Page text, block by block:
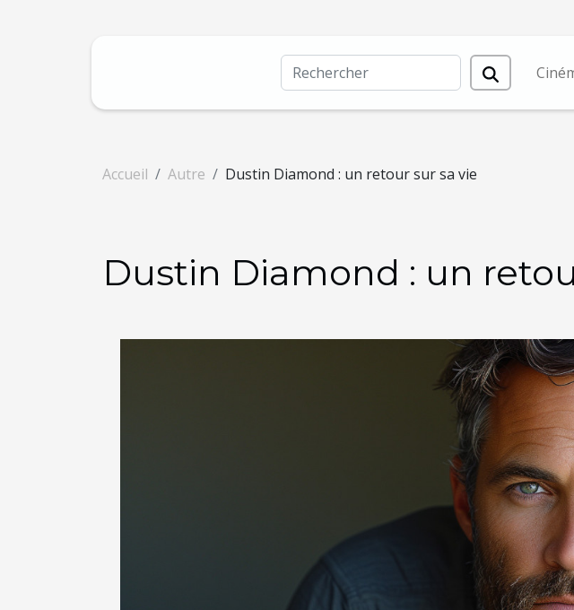
Accueil Autre Dustin Diamond : un retour sur sa vie
Dustin Diamond : un